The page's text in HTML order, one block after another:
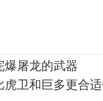
爆屠龙的武器
虎卫和巨多更合